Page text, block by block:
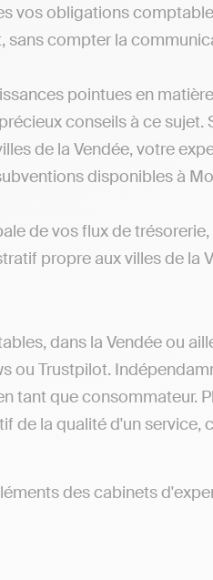
vos obligations
sans compter la
pointues en
conseils à ce sujet.
de la Vendée, votre
disponibles à
de vos flux de
propre aux villes de la
dans la Vendée ou
ou Trustpilot.
tant que consommateur.
la qualité d'un service,
des cabinets